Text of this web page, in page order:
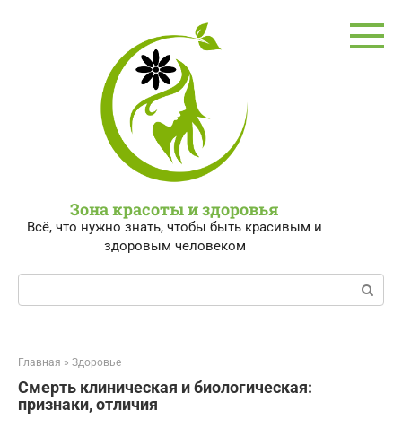
Зона красоты и здоровья
Всё, что нужно знать, чтобы быть красивым и
здоровым человеком
Поиск:
Главная » Здоровье
Смерть клиническая и биологическая:
признаки, отличия